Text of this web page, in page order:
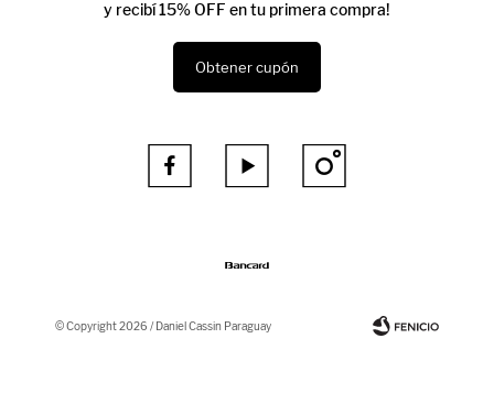
y recibí 15% OFF en tu primera compra!
Obtener cupón
  
© Copyright 2026 / Daniel Cassin Paraguay